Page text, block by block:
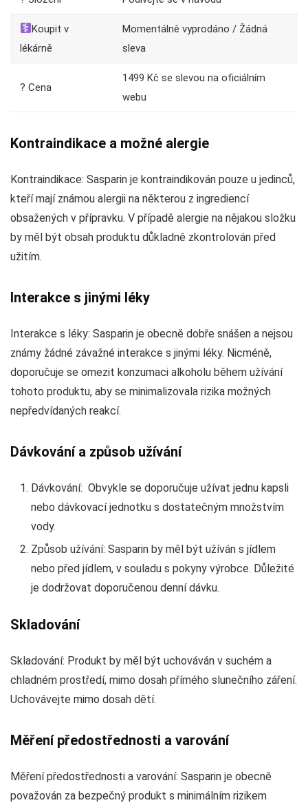
Koupit v
lékárně
Momentálně vyprodáno / Žádná
sleva
? Cena
1499 Kč se slevou na oficiálním
webu
Kontraindikace a možné alergie
Kontraindikace: Sasparin je kontraindikován pouze u jedinců,
kteří mají známou alergii na některou z ingrediencí
obsažených v přípravku. V případě alergie na nějakou složku
by měl být obsah produktu důkladně zkontrolován před
užitím.
Interakce s jinými léky
Interakce s léky: Sasparin je obecně dobře snášen a nejsou
známy žádné závažné interakce s jinými léky. Nicméně,
doporučuje se omezit konzumaci alkoholu během užívání
tohoto produktu, aby se minimalizovala rizika možných
nepředvídaných reakcí.
Dávkování a způsob užívání
Dávkování: Obvykle se doporučuje užívat jednu kapsli
nebo dávkovací jednotku s dostatečným množstvím
vody.
Způsob užívání: Sasparin by měl být užíván s jídlem
nebo před jídlem, v souladu s pokyny výrobce. Důležité
je dodržovat doporučenou denní dávku.
Skladování
Skladování: Produkt by měl být uchováván v suchém a
chladném prostředí, mimo dosah přímého slunečního záření.
Uchovávejte mimo dosah dětí.
Měření předostřednosti a varování
Měření předostřednosti a varování: Sasparin je obecně
považován za bezpečný produkt s minimálním rizikem